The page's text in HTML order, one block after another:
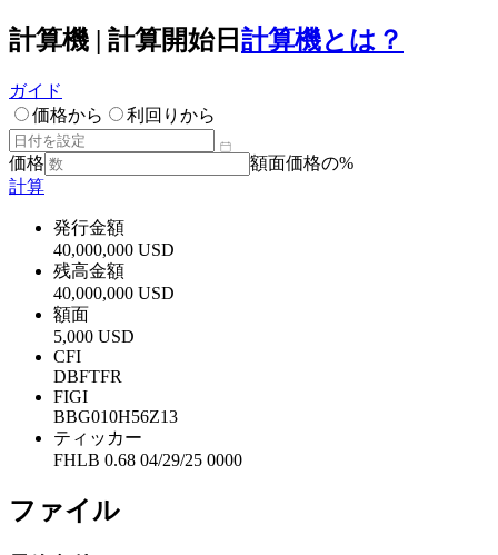
計算機 | 計算開始日 計算機とは？
ガイド
価格から
利回りから
価格
額面価格の%
計算
発行金額
40,000,000 USD
残高金額
40,000,000 USD
額面
5,000 USD
CFI
DBFTFR
FIGI
BBG010H56Z13
ティッカー
FHLB 0.68 04/29/25 0000
ファイル